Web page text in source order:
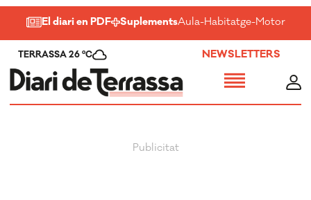
El diari en PDF SuplementsAula-Habitatge-Motor-
TERRASSA 26 ºC NEWSLETTERS